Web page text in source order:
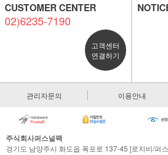
CUSTOMER CENTER
02)6235-7190
고객센터
연결하기
관리자문의 이용안내
주식회사퍼스널팩
경기도 남양주시 화도읍 폭포로 137-45 [로지비/퍼